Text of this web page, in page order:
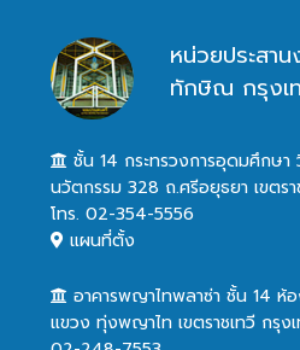
หน่วยประสา
ทักษิณ กรุงเ
ชั้น 14 กระทรวงการอุดมศึกษา
นวัตกรรม 328 ถ.ศรีอยุธยา เขตร
โทร. 02-354-5556
แผนที่ตั้ง
อาคารพญาไทพลาซ่า ชั้น 14
แขวง ทุ่งพญาไท เขตราชเทวี กรุ